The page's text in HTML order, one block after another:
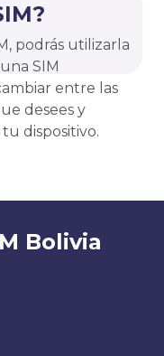
podrás utilizarla
SIM
entre las
desees y
dispositivo.
Bolivia